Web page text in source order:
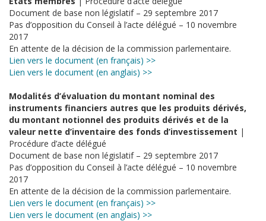
Document de base non législatif – 29 septembre 2017
Pas d’opposition du Conseil à l’acte délégué – 10 novembre
2017
En attente de la décision de la commission parlementaire.
Lien vers le document (en français) >>
Lien vers le document (en anglais) >>
Modalités d’évaluation du montant nominal des
instruments financiers autres que les produits dérivés,
du montant notionnel des produits dérivés et de la
valeur nette d’inventaire des fonds d’investissement |
Procédure d’acte délégué
Document de base non législatif – 29 septembre 2017
Pas d’opposition du Conseil à l’acte délégué – 10 novembre
2017
En attente de la décision de la commission parlementaire.
Lien vers le document (en français) >>
Lien vers le document (en anglais) >>